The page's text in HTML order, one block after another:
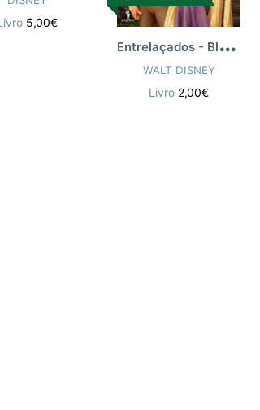
5,00€
E
ntrelaçados - Bloco De Actividades
WALT DISNEY
Livro 2,00€